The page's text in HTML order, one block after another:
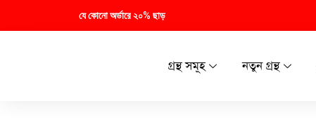
যে কোনো অর্ডারে ২০% ছাড়
গ্রন্থ সমূহ নতুন গ্রন্থ